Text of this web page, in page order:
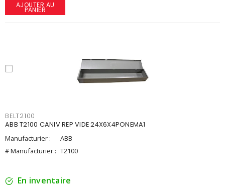
AJOUTER AU
PANIER
BELT2100
ABB T2100 CANIV REP VIDE 24X6X4PONEMA1
Manufacturier :
ABB
# Manufacturier : T2100
En inventaire